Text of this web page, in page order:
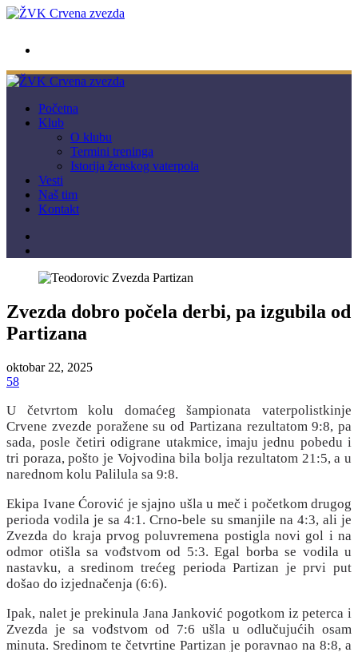
Početna
Klub
O klubu
Termini treninga
Istorija ženskog vaterpola
Vesti
Naš tim
Kontakt
Zvezda dobro počela derbi, pa izgubila od
Partizana
oktobar 22, 2025
58
U četvrtom kolu domaćeg šampionata vaterpolistkinje
Crvene zvezde poražene su od Partizana rezultatom 9:8, pa
sada, posle četiri odigrane utakmice, imaju jednu pobedu i
tri poraza, pošto je Vojvodina bila bolja rezultatom 21:5, a u
narednom kolu Palilula sa 9:8.
Ekipa Ivane Ćorović je sjajno ušla u meč i početkom drugog
perioda vodila je sa 4:1. Crno-bele su smanjile na 4:3, ali je
Zvezda do kraja prvog poluvremena postigla novi gol i na
odmor otišla sa vođstvom od 5:3. Egal borba se vodila u
nastavku, a sredinom trećeg perioda Partizan je prvi put
došao do izjednačenja (6:6).
Ipak, nalet je prekinula Jana Janković pogotkom iz peterca i
Zvezda je sa vođstvom od 7:6 ušla u odlučujućih osam
minuta. Sredinom te četvrtine Partizan je poravnao na 8:8, a